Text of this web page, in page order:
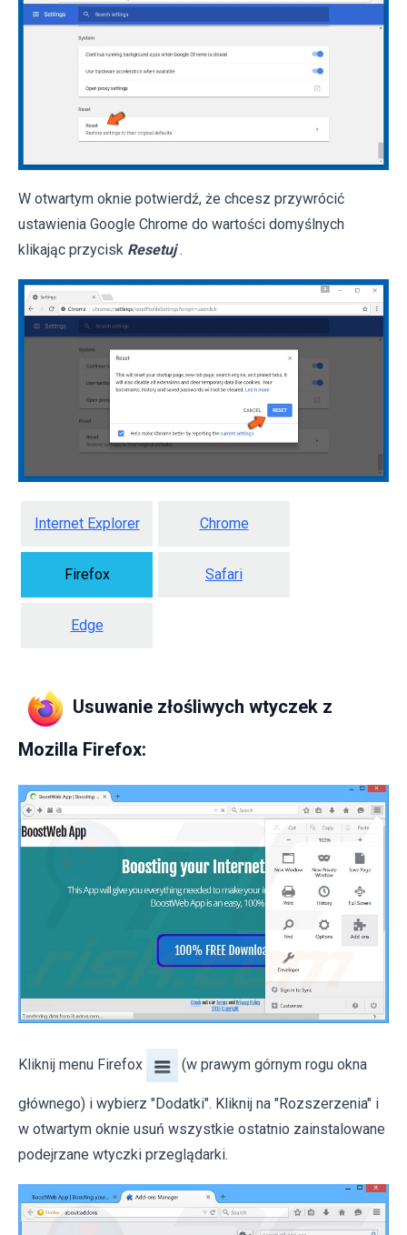
W otwartym oknie potwierdź, że chcesz przywrócić
ustawienia Google Chrome do wartości domyślnych
klikając przycisk Resetuj .
Internet Explorer Chrome
Firefox Safari
Edge
Usuwanie złośliwych wtyczek z
Mozilla Firefox:
Kliknij menu Firefox (w prawym górnym rogu okna
głównego) i wybierz "Dodatki". Kliknij na "Rozszerzenia" i
w otwartym oknie usuń wszystkie ostatnio zainstalowane
podejrzane wtyczki przeglądarki.